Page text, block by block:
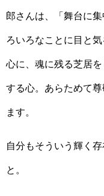
郎さんは、「舞台に
ろいろなことに目と
心に、魂に残る芝居
する心。あらためて
ます。
自分もそういう輝く
と。